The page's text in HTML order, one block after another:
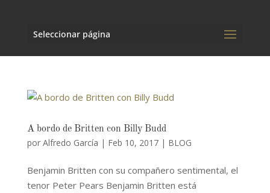
Seleccionar página
A bordo de Britten con Billy Budd
por Alfredo García | Feb 10, 2017| BLOG
Benjamin Britten con su compañero sentimental, el
tenor Peter Pears Benjamin Britten está